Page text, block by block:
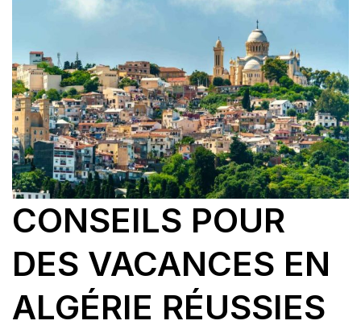
CONSEILS POUR
DES VACANCES EN
ALGÉRIE RÉUSSIES